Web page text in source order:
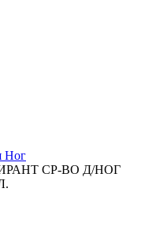
Ног
СР-ВО Д/НОГ